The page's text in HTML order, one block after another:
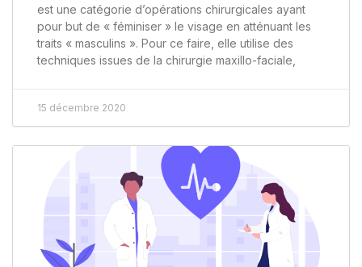
est une catégorie d’opérations chirurgicales ayant
pour but de « féminiser » le visage en atténuant les
traits « masculins ». Pour ce faire, elle utilise des
techniques issues de la chirurgie maxillo-faciale,
15 décembre 2020